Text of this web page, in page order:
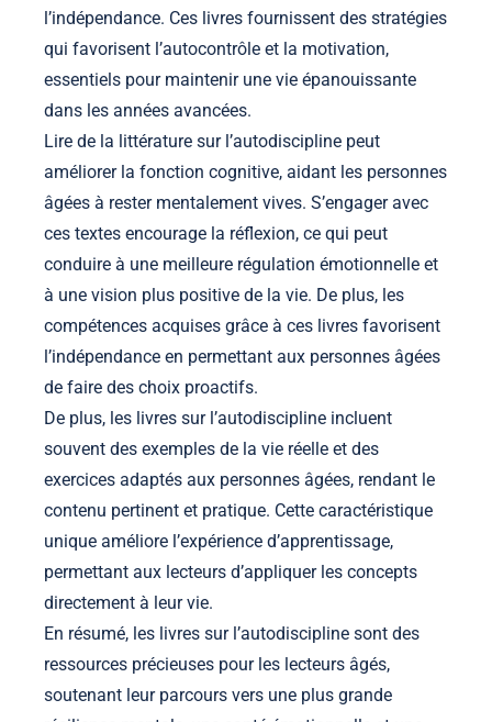
l’indépendance. Ces livres fournissent des stratégies
qui favorisent l’autocontrôle et la motivation,
essentiels pour maintenir une vie épanouissante
dans les années avancées.
Lire de la littérature sur l’autodiscipline peut
améliorer la fonction cognitive, aidant les personnes
âgées à rester mentalement vives. S’engager avec
ces textes encourage la réflexion, ce qui peut
conduire à une meilleure régulation émotionnelle et
à une vision plus positive de la vie. De plus, les
compétences acquises grâce à ces livres favorisent
l’indépendance en permettant aux personnes âgées
de faire des choix proactifs.
De plus, les livres sur l’autodiscipline incluent
souvent des exemples de la vie réelle et des
exercices adaptés aux personnes âgées, rendant le
contenu pertinent et pratique. Cette caractéristique
unique améliore l’expérience d’apprentissage,
permettant aux lecteurs d’appliquer les concepts
directement à leur vie.
En résumé, les livres sur l’autodiscipline sont des
ressources précieuses pour les lecteurs âgés,
soutenant leur parcours vers une plus grande